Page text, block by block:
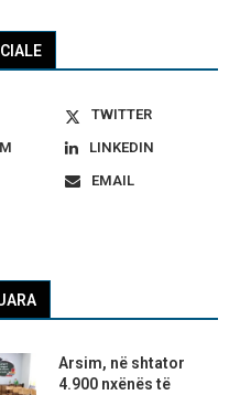
TWITTER
LINKEDIN
EMAIL
Arsim, në shtator
4.900 nxënës të